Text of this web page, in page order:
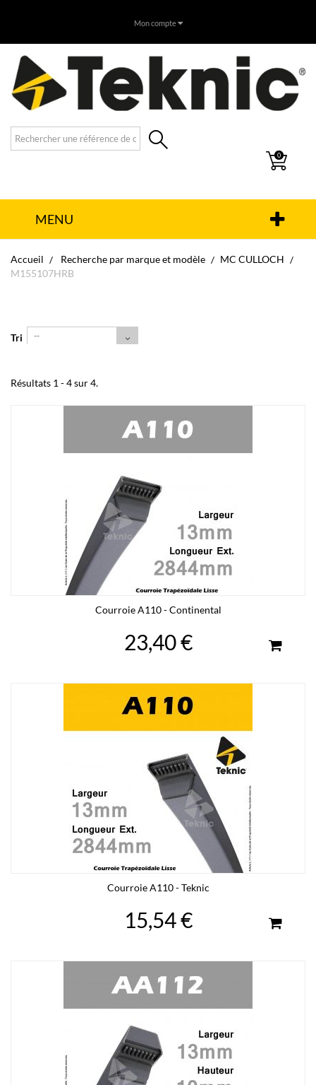
Mon compte
0
MENU
Accueil Recherche par marque et modèle
MC CULLOCH
M155107HRB
Tri --
Résultats 1 - 4 sur 4.
Courroie A110 - Continental
23,40 €
Courroie A110 - Teknic
15,54 €